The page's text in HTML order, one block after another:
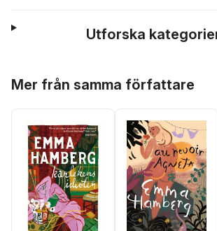
Utforska
Mer från samma författare